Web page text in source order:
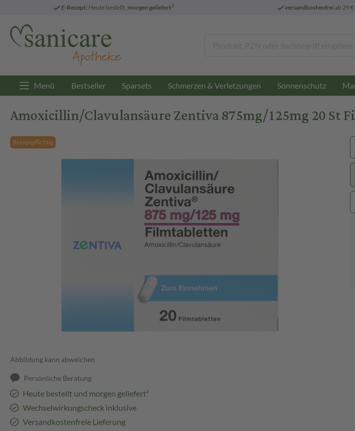
E-Rezept: Heute bestellt, morgen geliefert3 versandkostenfreiab 29
Menü Bestseller Sparsets Schmerzen & Verletzungen Sonnenschutz
Amoxicillin/Clavulansäure Zentiva 875mg/125mg 20 St
Rezeptpflichtig
Abbildung kann abweichen
Persönliche Beratung
Heute bestellt und morgen geliefert³
Wechselwirkungscheck inklusive
Versandkostenfreie Lieferung